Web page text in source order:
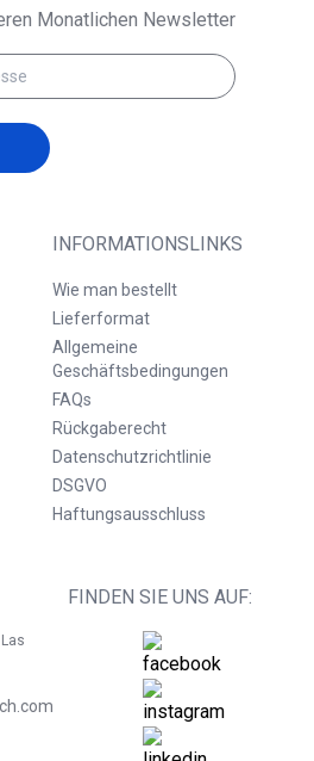
INFORMATIONSLINKS
Wie man bestellt
Lieferformat
Allgemeine
Geschäftsbedingungen
FAQs
Rückgaberecht
Datenschutzrichtlinie
DSGVO
Haftungsausschluss
FINDEN SIE UNS AUF:
Monatlichen Newsletter